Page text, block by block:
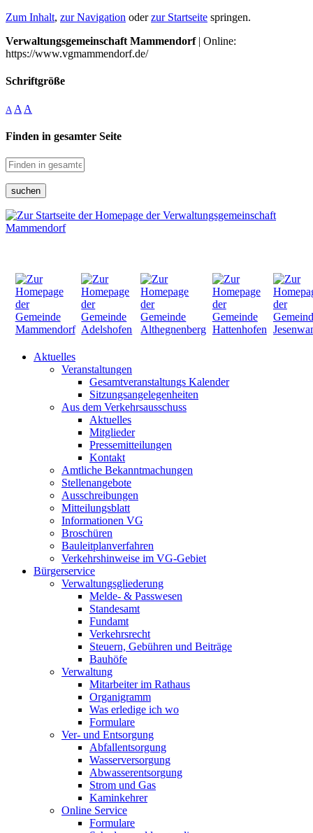
Zum Inhalt, zur Navigation oderzur Startseite springen.
Verwaltungsgemeinschaft Mammendorf| Online:
https://www.vgmammendorf.de/
Schriftgröße
A A A
Finden in gesamter Seite
suchen
Aktuelles
Veranstaltungen
Gesamtveranstaltungs Kalender
Sitzungsangelegenheiten
Aus dem Verkehrsausschuss
Aktuelles
Mitglieder
Pressemitteilungen
Kontakt
Amtliche Bekanntmachungen
Stellenangebote
Ausschreibungen
Mitteilungsblatt
Informationen VG
Broschüren
Bauleitplanverfahren
Verkehrshinweise im VG-Gebiet
Bürgerservice
Verwaltungsgliederung
Melde- & Passwesen
Standesamt
Fundamt
Verkehrsrecht
Steuern, Gebühren und Beiträge
Bauhöfe
Verwaltung
Mitarbeiter im Rathaus
Organigramm
Was erledige ich wo
Formulare
Ver- und Entsorgung
Abfallentsorgung
Wasserversorgung
Abwasserentsorgung
Strom und Gas
Kaminkehrer
Online Service
Formulare